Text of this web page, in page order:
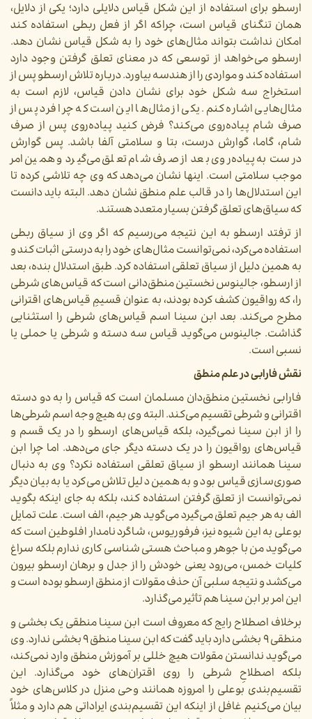
ارسطو برای استفاده از این شکل قیاس دلایلی دارد؛ یکی از دلایل،
همان تنگنای قیاس است، چراکه اگر از فعل ربطی استفاده کند
امکان نداشت بتواند مثال‌های خود را به شکل قیاس نشان دهد.
ارسطو می‌خواهد از توسعی که در معنای تعلق گرفتن وجود دارد
استفاده کند و مواردی را از هندسه بیاورد. درباره تلاش ارسطو پس از
استخراج سه شکل خود برای نشان دادن قیاس، لازم است به
مثال‌هایی اشاره کنم. یکی از مثال‌ها این است که چرا فرد پس از
صرف شام پیاده‌روی می‌کند؟ فرض کنید پیاده‌روی پس از صرف
شام، گاما، گوارش درست، بتا و سلامتی آلفا باشد. پس گوارش
درست به پیاده‌روی بعد از صرف شام تعلق می‌گیرد و همین امر
موجب سلامتی است. اینها نشان می‌دهد که وی چه تلاشی کرده تا
این استدلال‌ها را در قالب علم منطق نشان دهد. البته باید دانست
که سیاق‌های تعلق گرفتن بسیار متعدد هستند.
از ترفتد ارسطو به این نتیجه می‌رسیم که اگر وی از سیاق ربطی
استفاده می‌کرد، نمی‌توانست مثال‌های خود را به درستی اثبات کند و
به همین دلیل از سیاق تعلقی استفاده کرد. طبق استدلال بنده، بعد
از ارسطو، جالینوس نخستین منطق‌دانی است که قیاس‌های شرطی
را، که رواقیون کشف کرده بودند، به عنوان قسیمِ قیاس‌های اقترانی
مطرح می‌کند. بعد ابن سینا اسم قیاس‌های شرطی را استثنایی
گذاشت. جالینوس می‌‌گوید قیاس سه دسته و شرطی یا حملی یا
نسبی است.
نقش فارابی در علم منطق
فارابی نخستین منطق‌دان مسلمان است که قیاس را به دو دسته
اقترانی و شرطی تقسیم می‌کند. البته وی به هیچ وجه اسم شرطی‌ها
را از ابن سینا نمی‌‌گیرد، بلکه قیاس‌های ارسطو را در یک قسم و
قیاس‌های رواقیون را در یک دسته دیگر جای می‌دهد. اما چرا ابن
سینا همانند ارسطو از سیاق تعلقی استفاده نکرد؟ وی به دنبال
صوری‌سازی قیاس بود و به همین دلیل تلاش می‌کرد یا به بیان دیگر
نمی‌توانست از تعلق گرفتن استفاده کند، بلکه به جای اینکه بگوید
الف به هر جیم تعلق می‌گیرد می‌گوید هر جیم، الف است. علت تمایل
بوعلی به این شیوه نیز، فرفوریوس، شاگرد نامدار افلوطین است که
می‌گوید من با جوهر و مباحث هستی شناسی کاری ندارم بلکه سراغ
کلیات خمس، می‌رود یعنی خودش را از جدل و برهان ارسطو بیرون
می‌کشد و نتیجه سلبی آن حذف مقولات از منطق ارسطو بوده است و
این امر بر ابن سینا هم تأثیر می‌گذارد.
برخلاف اصطلاح رایج که معروف است ابن سینا منطقی یک بخشی و
منطقی ۹ بخشی دارد باید گفت که ابن سینا منطق ۹ بخشی ندارد. وی
می‌گوید ندانستن مقولات هیچ خللی بر آموزش منطق وارد نمی‌کند،
بلکه اصطلاحِ شرطی را روی اقتران‌های خود می‌گذارد. این
تقسیم‌بندی بوعلی را امروزه همانند وحی منزل در کلاس‌های خود
بیان می‌کنیم غافل از اینکه این تقسیم‌بندی ایراداتی هم دارد و مثلاً